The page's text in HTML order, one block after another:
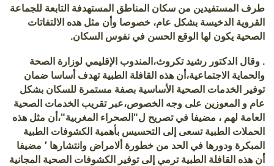
طرف المستفيدين من سكان المناطق المستهدفة التابعة للجماعة
القروية الدخيسة بشكل عام، خصوصا وأن مثل هده الالتفاتات
الصحية يكون لها الوقع الحسن في نفوس السكان.
. وقال الدكتور رشيد تكروث،المندوب الإقليمي لوزارة الصحة
والحماية الاجتماعية،أن هذه القافلة الطبية تهدف أساسا ضمان
توفير الخدمات الصحية الأساسية بصفة مستمرة للسكان بشكل
عام و المعوزين على وجه الخصوص،عبر تقريب الخدمات الصحية
العامة لهم ، مضيفا في تصريح ل"الصحراء المغربية"،أن مثل هذه
الحملات الطبية تسعى إلى التحسيس بأهمية الكشوفات الطبية
المبكرة ودورها في الحد من خطورة ألامراض وانتشارها ٬ مضيفا
أن هذه القافلة الطبية ترمي إلى توفير الكشوفات الصحية المجانية